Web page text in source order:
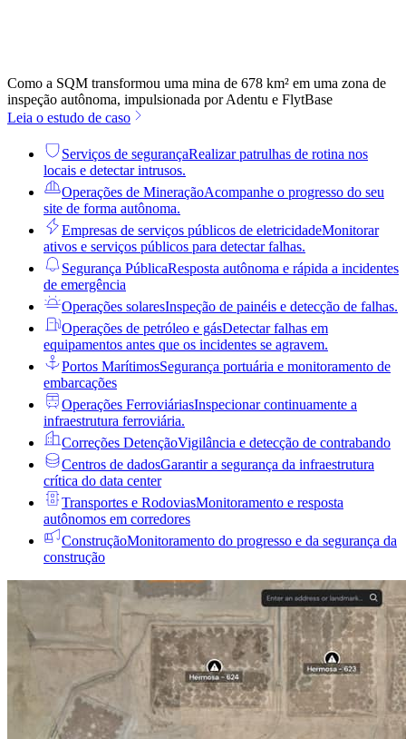
Como a SQM transformou uma mina de 678 km² em uma zona de
inspeção autônoma, impulsionada por Adentu e FlytBase
Leia o estudo de caso
Serviços de segurançaRealizar patrulhas de rotina nos
locais e detectar intrusos.
Operações de MineraçãoAcompanhe o progresso do seu
site de forma autônoma.
Empresas de serviços públicos de eletricidadeMonitorar
ativos e serviços públicos para detectar falhas.
Segurança PúblicaResposta autônoma e rápida a incidentes
de emergência
Operações solaresInspeção de painéis e detecção de falhas.
Operações de petróleo e gásDetectar falhas em
equipamentos antes que os incidentes se agravem.
Portos MarítimosSegurança portuária e monitoramento de
embarcações
Operações FerroviáriasInspecionar continuamente a
infraestrutura ferroviária.
Correções DetençãoVigilância e detecção de contrabando
Centros de dadosGarantir a segurança da infraestrutura
crítica do data center
Transportes e RodoviasMonitoramento e resposta
autônomos em corredores
ConstruçãoMonitoramento do progresso e da segurança da
construção